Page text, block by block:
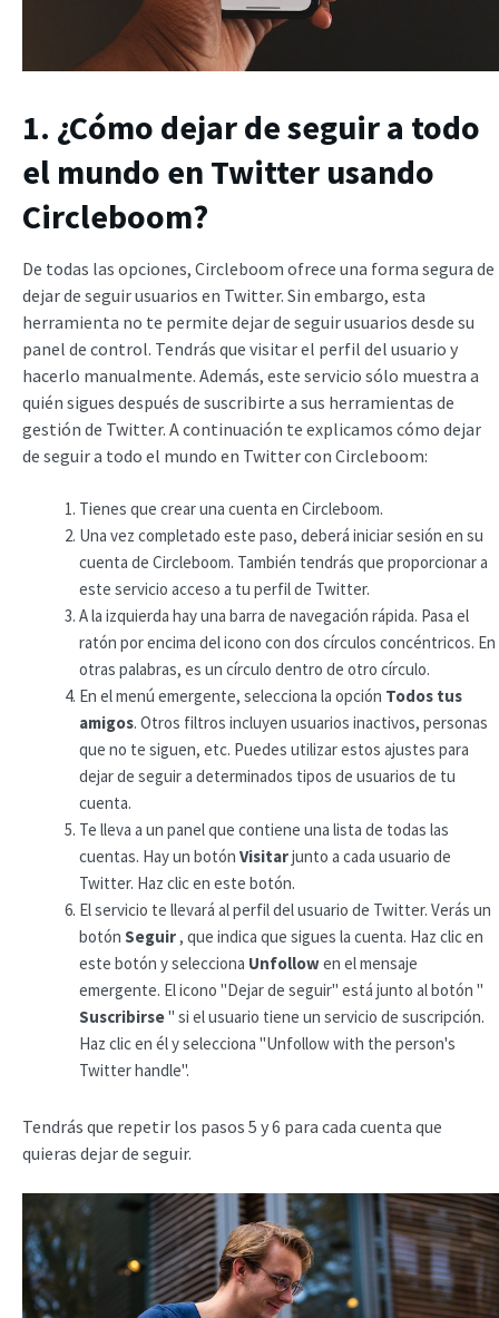
1. ¿Cómo dejar de seguir a todo
el mundo en Twitter usando
Circleboom?
De todas las opciones, Circleboom ofrece una forma segura de
dejar de seguir usuarios en Twitter. Sin embargo, esta
herramienta no te permite dejar de seguir usuarios desde su
panel de control. Tendrás que visitar el perfil del usuario y
hacerlo manualmente. Además, este servicio sólo muestra a
quién sigues después de suscribirte a sus herramientas de
gestión de Twitter. A continuación te explicamos cómo dejar
de seguir a todo el mundo en Twitter con Circleboom:
Tienes que crear una cuenta en Circleboom.
Una vez completado este paso, deberá iniciar sesión en su
cuenta de Circleboom. También tendrás que proporcionar a
este servicio acceso a tu perfil de Twitter.
A la izquierda hay una barra de navegación rápida. Pasa el
ratón por encima del icono con dos círculos concéntricos. En
otras palabras, es un círculo dentro de otro círculo.
En el menú emergente, selecciona la opción Todos tus
amigos. Otros filtros incluyen usuarios inactivos, personas
que no te siguen, etc. Puedes utilizar estos ajustes para
dejar de seguir a determinados tipos de usuarios de tu
cuenta.
Te lleva a un panel que contiene una lista de todas las
cuentas. Hay un botón Visitarjunto a cada usuario de
Twitter. Haz clic en este botón.
El servicio te llevará al perfil del usuario de Twitter. Verás un
botón Seguir, que indica que sigues la cuenta. Haz clic en
este botón y selecciona Unfollowen el mensaje
emergente. El icono "Dejar de seguir" está junto al botón "
Suscribirse" si el usuario tiene un servicio de suscripción.
Haz clic en él y selecciona "Unfollow with the person's
Twitter handle".
Tendrás que repetir los pasos 5 y 6 para cada cuenta que
quieras dejar de seguir.